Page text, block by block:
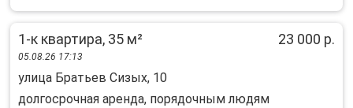
1-к квартира, 35 м² 23 000 р.
05.08.26 17:13
улица Братьев Сизых, 10
долгосрочная аренда, порядочным людям